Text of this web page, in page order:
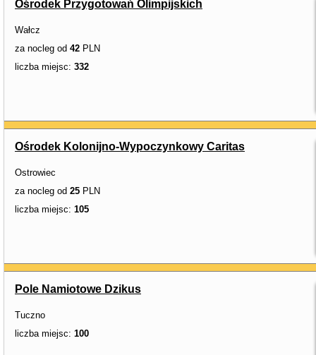
Ośrodek Przygotowań Olimpijskich
Wałcz
za nocleg od 42 PLN
liczba miejsc: 332
Ośrodek Kolonijno-Wypoczynkowy Caritas
Ostrowiec
za nocleg od 25 PLN
liczba miejsc: 105
Pole Namiotowe Dzikus
Tuczno
liczba miejsc: 100